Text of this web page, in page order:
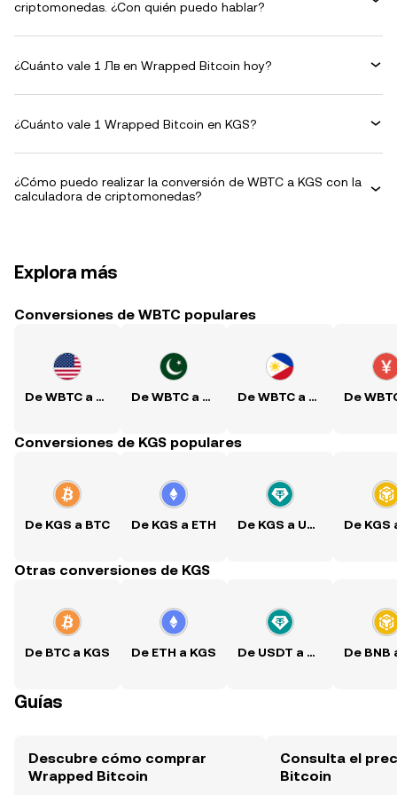
criptomonedas. ¿Con quién puedo hablar?
¿Cuánto vale 1 Лв en Wrapped Bitcoin hoy?
¿Cuánto vale 1 Wrapped Bitcoin en KGS?
¿Cómo puedo realizar la conversión de WBTC a KGS con la
calculadora de criptomonedas?
Explora más
Conversiones de WBTC populares
De WBTC a USD De WBTC a PKR De WBTC a PHP
Conversiones de KGS populares
De KGS a BTC De KGS a ETH De KGS a USDT
Otras conversiones de KGS
De BTC a KGS De ETH a KGS De USDT a KGS
Guías
Descubre cómo comprar
Wrapped Bitcoin
Consulta el
Bitcoin